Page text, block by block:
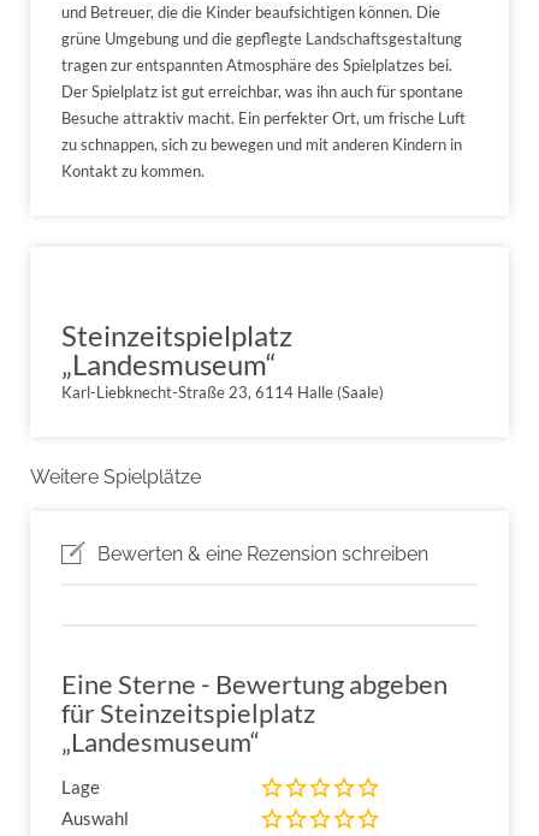
und Betreuer, die die Kinder beaufsichtigen können. Die
grüne Umgebung und die gepflegte Landschaftsgestaltung
tragen zur entspannten Atmosphäre des Spielplatzes bei.
Der Spielplatz ist gut erreichbar, was ihn auch für spontane
Besuche attraktiv macht. Ein perfekter Ort, um frische Luft
zu schnappen, sich zu bewegen und mit anderen Kindern in
Kontakt zu kommen.
Steinzeitspielplatz
„Landesmuseum“
Karl-Liebknecht-Straße 23, 6114 Halle (Saale)
Weitere Spielplätze
Bewerten & eine Rezension schreiben
Eine Sterne - Bewertung abgeben
für Steinzeitspielplatz
„Landesmuseum“
Lage
Auswahl